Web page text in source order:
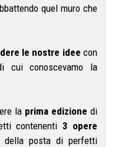
quel muro che
le nostre idee con
cui conoscevamo la
la prima edizione di
contenenti 3 opere
della posta di perfetti